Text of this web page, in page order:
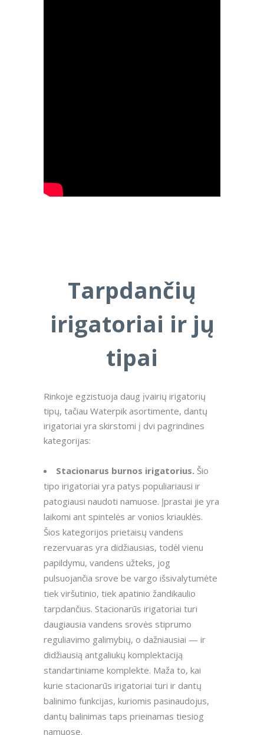
Tarpdančių
irigatoriai ir jų
tipai
Rinkoje egzistuoja daug įvairių irigatorių
tipų, tačiau Waterpik asortimente, dantų
irigatoriai yra skirstomi į dvi pagrindines
kategorijas:
Stacionarus burnos irigatorius. Šio
tipo irigatoriai yra patys populiariausi ir
patogiausi naudoti namuose. Įprastai jie yra
laikomi ant spintelės ar vonios kriauklės.
Šios kategorijos prietaisų vandens
rezervuaras yra didžiausias, todėl vienu
papildymu, vandens užteks, jog
pulsuojančia srove be vargo išsivalytumėte
tiek viršutinio, tiek apatinio žandikaulio
tarpdančius. Stacionarūs irigatoriai turi
daugiausia vandens srovės stiprumo
reguliavimo galimybių, o dažniausiai — ir
didžiausią antgaliukų komplektaciją
standartiniame komplekte. Maža to, kai
kurie stacionarūs irigatoriai turi ir dantų
balinimo funkcijas, kuriomis pasinaudojus,
dantų balinimas taps prieinamas tiesiog
namuose.